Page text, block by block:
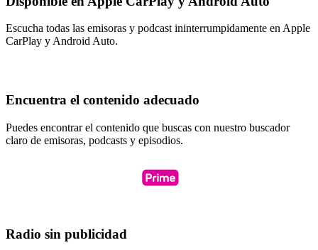
Escucha todas las emisoras y podcast ininterrumpidamente en Apple
CarPlay y Android Auto.
Encuentra el contenido adecuado
Puedes encontrar el contenido que buscas con nuestro buscador
claro de emisoras, podcasts y episodios.
Radio sin publicidad